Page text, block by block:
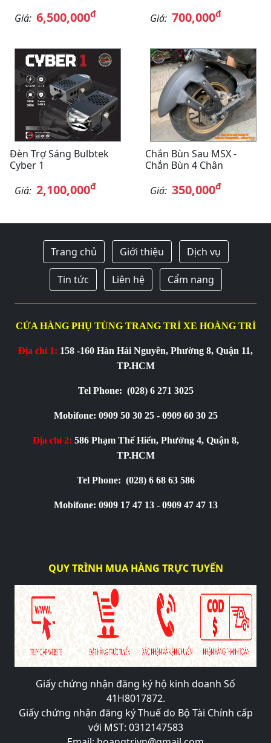
Giá: 6,500,000đ
Giá: 700,000đ
Đèn Trợ Sáng Bulbtek
Cyber 1
Giá: 2,100,000đ
Chắn Bùn Sau MSX -
Chắn Bùn 4 Chân
Giá: 350,000đ
Trang chủ Giới thiệu Dịch vụ
Tin tức Liên hệ Cẩm nang
CỬA HÀNG PHỤ TÙNG TRANG TRÍ XE HOÀNG TRÍ
Địa chỉ 1: 158 -160 Hàn Hải Nguyên, Phường 8, Quận 11,
TP.HCM
Tel Phone: (028) 6 271 3025
Mobifone: 0909 50 30 25 - 0909 60 30 25
Địa chỉ 2: 586 Phạm Thế Hiển, Phường 4, Quận 8,
TP.HCM
Tel Phone: (028) 6 68 63 586
Mobifone: 0909 17 47 13 - 0909 47 47 13
QUY TRÌNH MUA HÀNG TRỰC TUYẾN
Giấy chứng nhận đăng ký hộ kinh doanh Số
41H8017872.
Giấy chứng nhận đăng ký Thuế do Bộ Tài Chính cấp
với MST: 0312147583